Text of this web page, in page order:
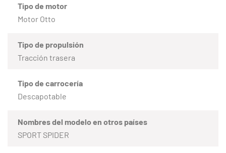
Tipo de motor
Motor Otto
Tipo de propulsión
Tracción trasera
Tipo de carrocería
Descapotable
Nombres del modelo en otros países
SPORT SPIDER